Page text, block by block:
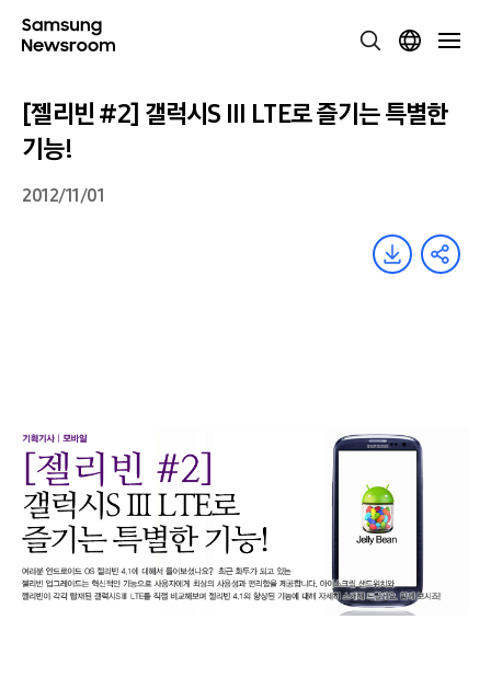
[젤리빈 #2] 갤럭시S III LTE로 즐기는 특별한
기능!
2012/11/01